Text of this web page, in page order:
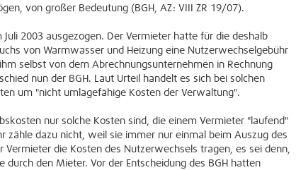
von großer Bedeutung (BGH, AZ: VIII ZR 19/07).
2003 ausgezogen. Der Vermieter hatte für die deshalb
von Warmwasser und Heizung eine Nutzerwechselgebühr
selbst von dem Abrechnungsunternehmen in Rechnung
nun der BGH. Laut Urteil handelt es sich bei solchen
um "nicht umlagefähige Kosten der Verwaltung".
nur solche Kosten sind, die einem Vermieter "laufend"
zähle dazu nicht, weil sie immer nur einmal beim Auszug des
die Kosten des Nutzerwechsels tragen, es sei denn,
den Mieter. Vor der Entscheidung des BGH hatten